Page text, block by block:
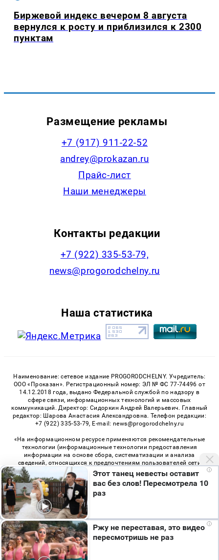
Биржевой индекс вечером 8 августа
вернулся к росту и приблизился к 2300
пунктам
Размещение рекламы
+7 (917) 911-22-52
andrey@prokazan.ru
Прайс-лист
Наши менеджеры
Контакты редакции
+7 (922) 335-53-79,
news@progorodchelny.ru
Наша статистика
Наименование: сетевое издание PROGORODCHELNY. Учредитель:
ООО «Проказан». Регистрационный номер: ЭЛ № ФС 77-74496 от
14.12.2018 года, выдано Федеральной службой по надзору в
сфере связи, информационных технологий и массовых
коммуникаций. Директор: Сидоркин Андрей Валерьевич. Главный
редактор: Шарова Анастасия Александровна. Телефон редакции:
+7 (922) 335-53-79, E-mail: news@progorodchelny.ru
«На информационном ресурсе применяются рекомендательные
технологии (информационные технологии предоставления
информации на основе сбора, систематизации и анализа
сведений, относящихся к предпочтениям пользователей сети
«Интернет», находящихся на территории Российской
Федерации)». Правила применения рекомендательных
технологий в виджетах рекламно-обменной сети«СМИ2» (PDF),
«Sparrow» (PDF)
© 2026 «PROGorodChelny» | Все права защищены
Возрастная категория сайта 16+
Политика конфиденциальности
Мы используем cookie. Во время посещения сайта
вы соглашаетесь с тем, что мы обрабатываем
ваши персональные данные с использованием
метрик Яндекс Метрика, top.mail.ru, LiveInternet.
i
Этот танец невесты оставит
вас без слов! Пересмотрела 10
раз
i
Ржу не переставая, это видео
пересмотришь не раз